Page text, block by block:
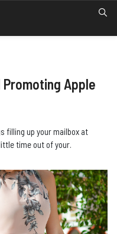
Apple
filling up your mailbox at
time out of your.